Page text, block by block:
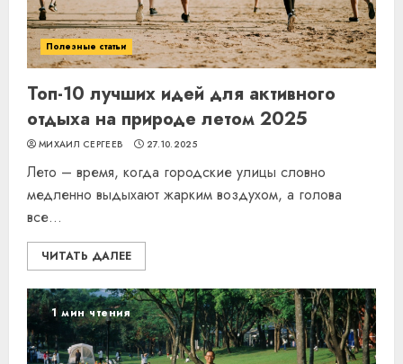
Полезные статьи
Топ-10 лучших идей для активного
отдыха на природе летом 2025
МИХАИЛ СЕРГЕЕВ 27.10.2025
Лето – время, когда городские улицы словно
медленно выдыхают жарким воздухом, а голова
все...
ЧИТАТЬ ДАЛЕЕ
1 мин чтения